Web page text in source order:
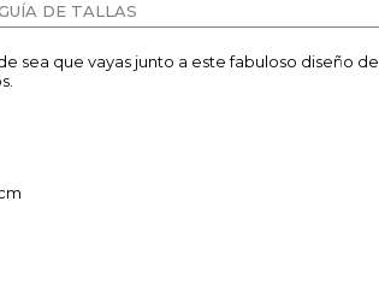
DE TALLAS
sea que vayas junto a este fabuloso diseño de